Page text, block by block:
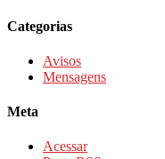
Categorias
Avisos
Mensagens
Meta
Acessar